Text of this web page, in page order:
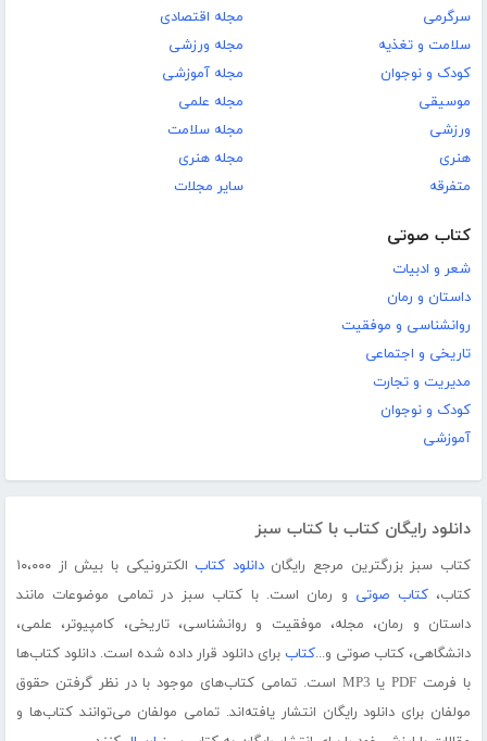
سرگرمی
سلامت و تغذیه
کودک و نوجوان
موسیقی
ورزشی
هنری
متفرقه
مجله اقتصادی
مجله ورزشی
مجله آموزشی
مجله علمی
مجله سلامت
مجله هنری
سایر مجلات
کتاب صوتی
شعر و ادبیات
داستان و رمان
روانشناسی و موفقیت
تاریخی و اجتماعی
مدیریت و تجارت
کودک و نوجوان
آموزشی
دانلود رایگان کتاب با کتاب سبز
کتاب سبز بزرگترین مرجع رایگاندانلود کتاب
الکترونیکی با بیش از ۱۰،۰۰۰
کتاب،کتاب صوتی و رمان است. با کتاب سبز در تمامی موضوعات مانند
داستان و رمان، مجله، موفقیت و روانشناسی، تاریخی، کامپیوتر، علمی،
دانشگاهی، کتاب صوتی و...کتاب برای دانلود قرار داده شده است. دانلود کتاب‌ها
با فرمت PDF یا MP3 است. تمامی کتاب‌های موجود با در نظر گرفتن حقوق
مولفان برای دانلود رایگان انتشار یافته‌اند. تمامی مولفان می‌توانند کتاب‌ها و